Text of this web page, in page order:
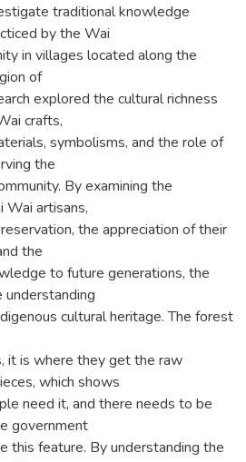
traditional knowledge
by the Wai
in villages located along the
of
explored the cultural richness
crafts,
symbolisms, and the role of
the
By examining the
Wai artisans,
the appreciation of their
the
to future generations, the
cultural heritage. The forest
it is where they get the raw
which shows
need it, and there needs to be
government
this feature. By understanding the